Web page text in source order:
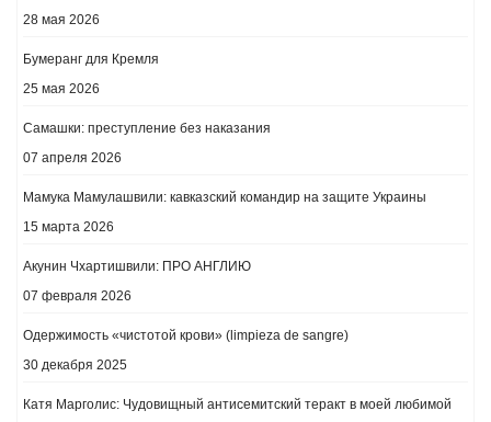
28 мая 2026
Бумеранг для Кремля
25 мая 2026
Самашки: преступление без наказания
07 апреля 2026
Мамука Мамулашвили: кавказский командир на защите Украины
15 марта 2026
Акунин Чхартишвили: ПРО АНГЛИЮ
07 февраля 2026
Одержимость «чистотой крови» (limpieza de sangre)
30 декабря 2025
Катя Марголис: Чудовищный антисемитский теракт в моей любимой